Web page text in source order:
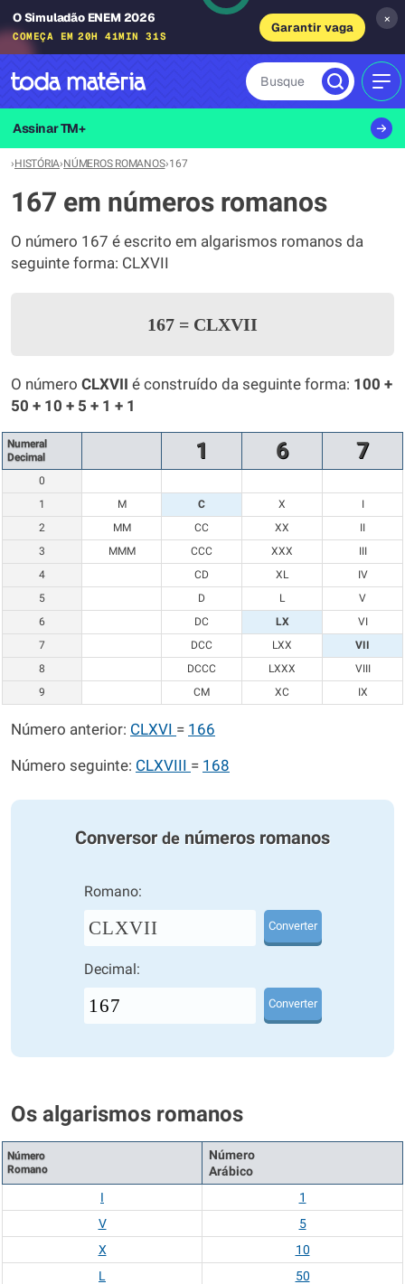
O Simuladão ENEM 2026
COMEÇA EM 20H 41MIN 31S
Garantir vaga
×
Busque
Assinar TM+
›HISTÓRIA›NÚMEROS ROMANOS›167
167 em números romanos
O número 167 é escrito em algarismos romanos da
seguinte forma: CLXVII
167 = CLXVII
O número CLXVII é construído da seguinte forma: 100 +
50 + 10 + 5 + 1 + 1
Numeral
Decimal
1 6 7
0
1
M C X
I
2
MM CC XX
II
3
MMM CCC XXX
III
4
CD XL
IV
5
D L
V
6
DC LX
VI
7
DCC LXX
VII
8
DCCC LXXX
VIII
9
CM XC IX
Número anterior: CLXVI = 166
Número seguinte: CLXVIII = 168
Conversor de números romanos
Romano:
CLXVII Converter
Decimal:
Converter
Os algarismos romanos
Número
Romano
Número
Arábico
I
1
V
5
X
10
L
50